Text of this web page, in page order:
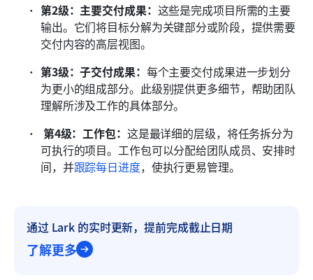
第2级：主要交付成果： 这些是完成项目所需的主要
输出。它们将目标分解为关键部分或阶段，提供需要
交付内容的高层视图。
第3级：子交付成果： 每个主要交付成果进一步划分
为更小的组成部分。此级别提供更多细节，帮助团队
理解所涉及工作的具体部分。
第4级：工作包： 这是最详细的层级，将任务拆分为
可执行的项目。工作包可以分配给团队成员、安排时
间，并跟踪每日进度，使执行更易管理。
通过 Lark 的实时更新，提前完成截止日期
了解更多